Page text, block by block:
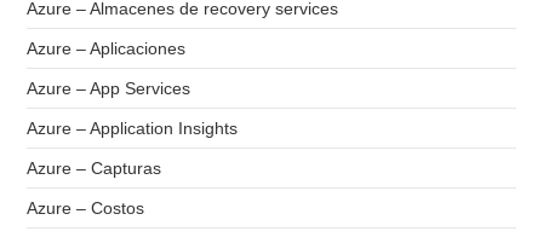
Azure – Almacenes de recovery services
Azure – Aplicaciones
Azure – App Services
Azure – Application Insights
Azure – Capturas
Azure – Costos